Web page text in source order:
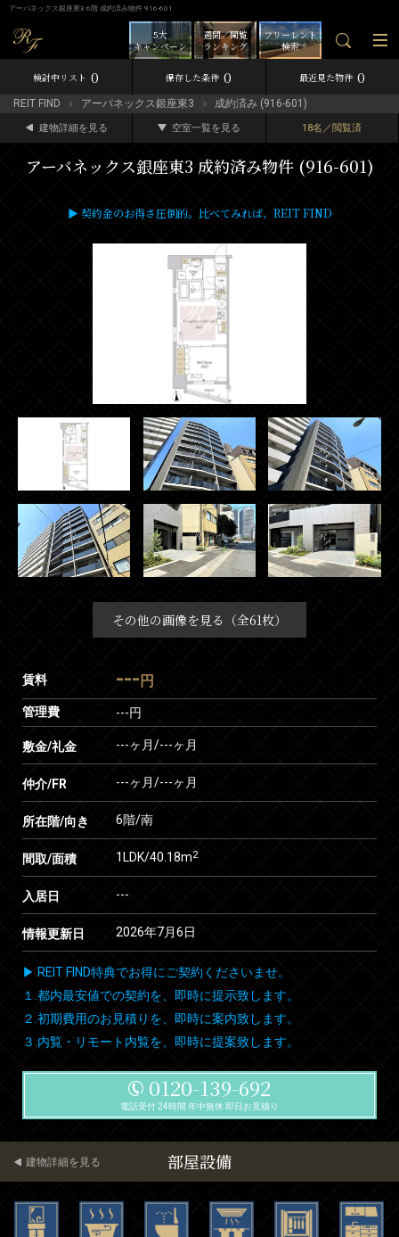
アーバネックス銀座東3 6階 成約済み物件 916-601
フリーレント
検索
週間／閲覧
ランキング
5大
キャンペーン
検討中リスト 0 保存した条件 0 最近見た物件 0
REIT FIND アーバネックス銀座東3 成約済み (916-601)
建物詳細を見る 空室一覧を見る 18名／閲覧済
アーバネックス銀座東3 成約済み物件 (916-601)
▶ 契約金のお得さ圧倒的。比べてみれば、REIT FIND
その他の画像を見る（全61枚）
賃料 --- 円
管理費 ---円
敷金/礼金 ---ヶ月/---ヶ月
仲介/FR ---ヶ月/---ヶ月
所在階/向き 6階/南
間取/面積 1LDK/40.18m2
入居日 ---
情報更新日 2026年7月6日
▶ REIT FIND特典でお得にご契約くださいませ。
１.都内最安値での契約を、即時に提示致します。
２.初期費用のお見積りを、即時に案内致します。
３.内覧・リモート内覧を、即時に提案致します。
0120-139-692
電話受付 24時間 年中無休 即日お見積り
部屋設備
建物詳細を見る